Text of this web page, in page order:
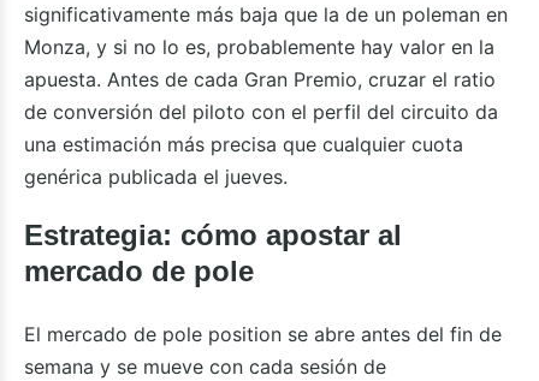
significativamente más baja que la de un poleman en
Monza, y si no lo es, probablemente hay valor en la
apuesta. Antes de cada Gran Premio, cruzar el ratio
de conversión del piloto con el perfil del circuito da
una estimación más precisa que cualquier cuota
genérica publicada el jueves.
Estrategia: cómo apostar al
mercado de pole
El mercado de pole position se abre antes del fin de
semana y se mueve con cada sesión de